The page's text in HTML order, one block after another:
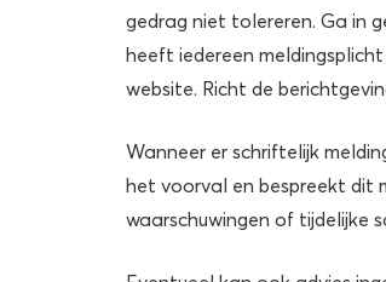
gedrag niet tolereren. Ga in
heeft iedereen
website. Richt de
Wanneer er schriftelijk
het voorval en bespreekt dit
waarschuwingen of tijdelijke